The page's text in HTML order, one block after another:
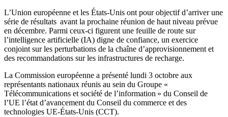
L’Union européenne et les États-Unis ont pour objectif d’arriver une
série de résultats avant la prochaine réunion de haut niveau prévue
en décembre. Parmi ceux-ci figurent une feuille de route sur
l’intelligence artificielle (IA) digne de confiance, un exercice
conjoint sur les perturbations de la chaîne d’approvisionnement et
des recommandations sur les infrastructures de recharge.
La Commission européenne a présenté lundi 3 octobre aux
représentants nationaux réunis au sein du Groupe «
Télécommunications et société de l’information » du Conseil de
l’UE l’état d’avancement du Conseil du commerce et des
technologies UE-États-Unis (CCT).